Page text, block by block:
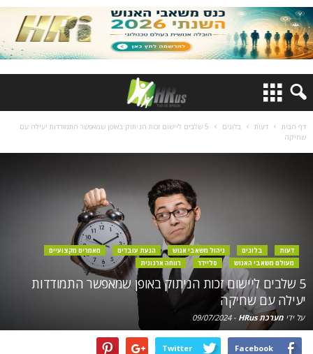
דף הבית דעות בלוגים
5 שלבים ליישום זכות הניתוק באופן שמאפשר התמודדות יעילה עם
שחיקה
דעות בלוגים ניהול משאבי אנוש הנעת עובדים
מאמרים מקצועיים
מעולם משאבי האנוש
סליידר רווחה ארגונית
5 שלבים ליישום זכות הניתוק באופן שמאפשר התמודדות
יעילה עם שחיקה
על ידי מערכת HRus -
09/07/2024
Facebook
Twitter